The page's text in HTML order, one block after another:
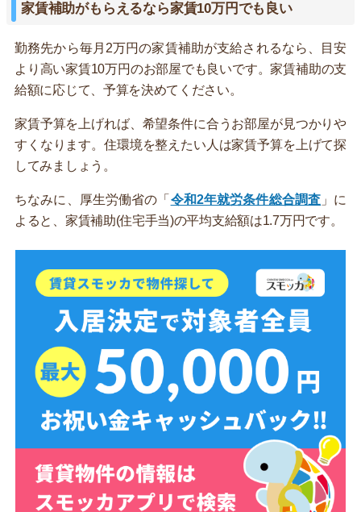
家賃補助がもらえるなら家賃10万円でも良い
勤務先から毎月2万円の家賃補助が支給されるなら、目安
より高い家賃10万円のお部屋でも良いです。家賃補助の支
給額に応じて、予算を決めてください。
家賃予算を上げれば、希望条件に合うお部屋が見つかりや
すくなります。住環境を整えたい人は家賃予算を上げて探
してみましょう。
ちなみに、厚生労働省の「 令和2年就労条件総合調査 」に
よると、家賃補助(住宅手当)の平均支給額は1.7万円です。